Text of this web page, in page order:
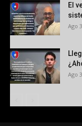
El
Ago
Ago